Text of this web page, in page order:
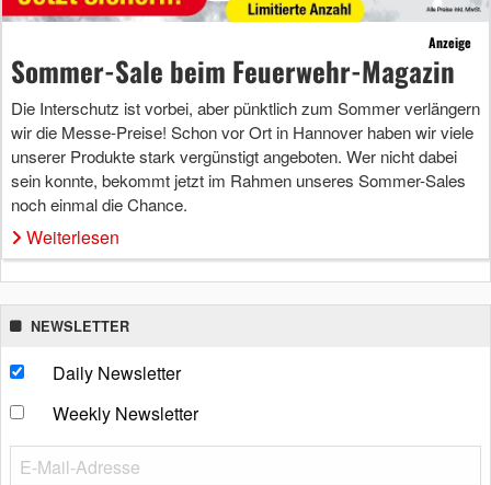
Anzeige
Sommer-Sale beim Feuerwehr-Magazin
Die Interschutz ist vorbei, aber pünktlich zum Sommer verlängern
wir die Messe-Preise! Schon vor Ort in Hannover haben wir viele
unserer Produkte stark vergünstigt angeboten. Wer nicht dabei
sein konnte, bekommt jetzt im Rahmen unseres Sommer-Sales
noch einmal die Chance.
Weiterlesen
NEWSLETTER
Daily Newsletter
Weekly Newsletter